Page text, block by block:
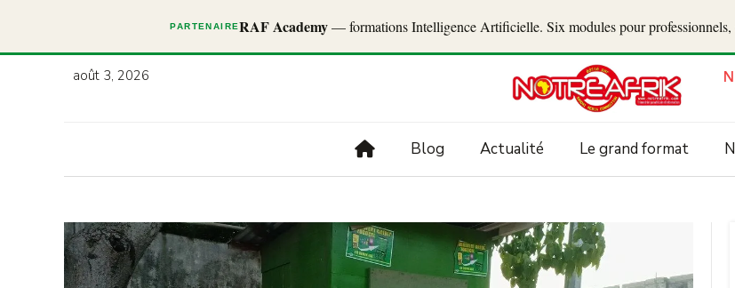
PARTENAIRERAF Academy— formations Intelligence Artificielle. Six modules pour professionnels,
août 3, 2026
Blog Actualité Le grand format